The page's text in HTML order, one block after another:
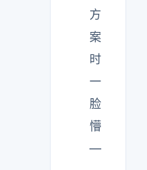
方
案
时
一
脸
懵
—